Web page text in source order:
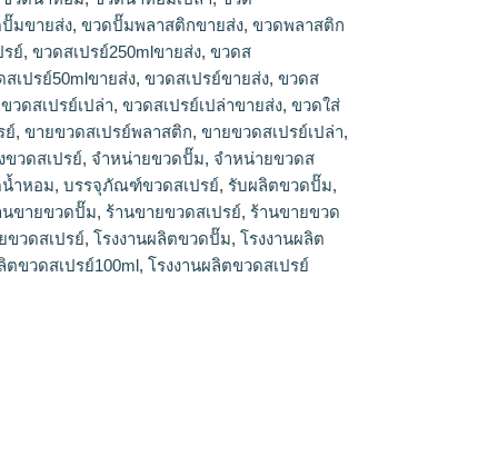
สเปรย์พลาสติกขายส่ง,ขวดส
สเปรย์50mlขายส่ง,โรงงานผลิตขวดสเปรย์
ย์พลาสติก,ร้านขายขวดสเปรย์เปล่า,ขายขวดส
ขวดสเปรย์100ml,ขวดสเปรย์เปล่า
ย์,แหล่งขายขวดสเปรย์,โรงงานผลิตขวด
ยส่งขวดปั๊ม,รับผลิตขวดปั๊ม,ขวดปั๊มขายส่ง,ขวด
ปั้ม500mlขายส่ง,ร้านขายขวดปั๊ม,ขวดพลาสติก
บรรจุภัณฑ์
มขายส่ง,ขวดปั๊มพลาสติกขายส่ง,ขวดพลาสติก
รย์,ขวดสเปรย์250mlขายส่ง,ขวดส
สเปรย์50mlขายส่ง,ขวดสเปรย์ขายส่ง,ขวดส
ขวดสเปรย์เปล่า,ขวดสเปรย์เปล่าขายส่ง,ขวดใส่
ย์,ขายขวดสเปรย์พลาสติก,ขายขวดสเปรย์เปล่า,
ขวดสเปรย์, จำหน่ายขวดปั๊ม, จำหน่ายขวดส
ำหอม,บรรจุภัณฑ์ขวดสเปรย์, รับผลิตขวดปั๊ม,
นขายขวดปั๊ม, ร้านขายขวดสเปรย์, ร้านขายขวด
ขวดสเปรย์,โรงงานผลิตขวดปั๊ม,โรงงานผลิต
ตขวดสเปรย์100ml,โรงงานผลิตขวดสเปรย์